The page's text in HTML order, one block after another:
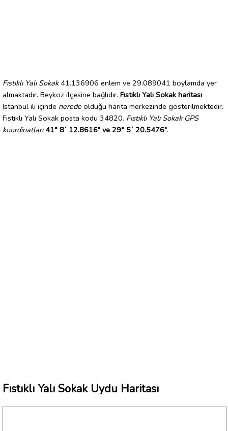
Fıstıklı Yalı Sokak41.136906 enlem ve 29.089041 boylamda yer
almaktadır. Beykoz ilçesine bağlıdır. Fıstıklı Yalı Sokak haritası
Istanbul ili içinde nerede olduğu harita merkezinde gösterilmektedir.
Fıstıklı Yalı Sokak posta kodu 34820. Fıstıklı Yalı Sokak GPS
koordinatları 41° 8´ 12.8616" ve 29° 5´ 20.5476".
Fıstıklı Yalı Sokak Uydu Haritası